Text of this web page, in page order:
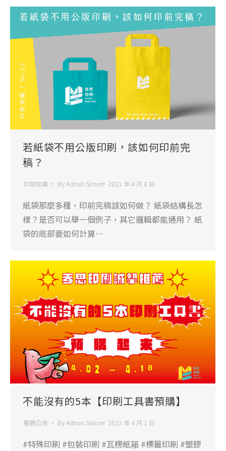
若紙袋不用公版印刷，該如何印前完
稿？
印前知識 ByAdmin.Simon 2021 年 4 月 8 日
紙袋那麼多種，印前完稿該如何做？ 紙袋結構長怎
樣？是否可以舉一個例子，其它邏輯都能通用？ 紙
袋的底部要如何計算…
不能沒有的5本【印刷工具書預購】
服務公告 ByAdmin.Simon 2021 年 4 月 1 日
#特殊印刷 #包裝印刷 #瓦楞紙箱 #標籤印刷 #塑膠